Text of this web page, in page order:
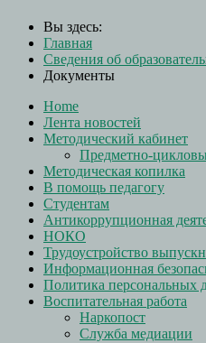
Вы здесь:
Главная
Сведения об
Документы
Home
Лента новостей
Методический кабинет
Предметно-
Методическая копилка
В помощь педагогу
Студентам
Антикоррупционная
НОКО
Трудоустройство
Информационная
Политика персональных
Воспитательная работа
Наркопост
Служба медиации